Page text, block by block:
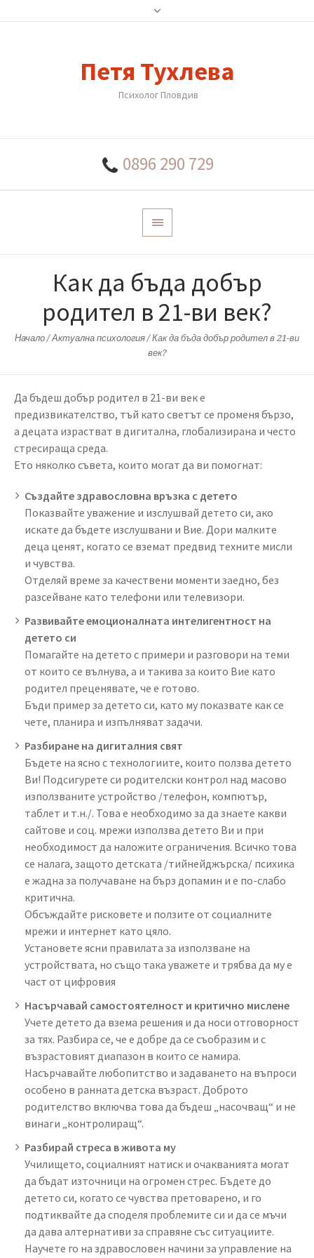
Петя Тухлева
Психолог Пловдив
0896 290 729
Как да бъда добър
родител в 21-ви век?
Начало /Актуална психология /Как да бъда добър родител в 21-ви
век?
Да бъдеш добър родител в 21-ви век е
предизвикателство, тъй като светът се променя бързо,
а децата израстват в дигитална, глобализирана и често
стресираща среда.
Ето няколко съвета, които могат да ви помогнат:
Създайте здравословна връзка с детето
Показвайте уважение и изслушвай детето си, ако
искате да бъдете изслушвани и Вие. Дори малките
деца ценят, когато се вземат предвид техните мисли
и чувства.
Отделяй време за качествени моменти заедно, без
разсейване като телефони или телевизори.
Развивайте емоционалната интелигентност на
детето си
Помагайте на детето с примери и разговори на теми
от които се вълнува, а и такива за които Вие като
родител преценявате, че е готово.
Бъди пример за детето си, като му показвате как се
чете, планира и изпълняват задачи.
Разбиране на дигиталния свят
Бъдете на ясно с технологиите, които ползва детето
Ви! Подсигурете си родителски контрол над масово
използваните устройство /телефон, компютър,
таблет и т.н./. Това е необходимо за да знаете какви
сайтове и соц. мрежи използва детето Ви и при
необходимост да наложите ограничения. Всичко това
се налага, защото детската /тийнейджърска/ психика
е жадна за получаване на бърз допамин и е по-слабо
критична.
Обсъждайте рисковете и ползите от социалните
мрежи и интернет като цяло.
Установете ясни правилата за използване на
устройствата, но също така уважете и трябва да му е
част от цифровия
Насърчавай самостоятелност и критично мислене
Учете детето да взема решения и да носи отговорност
за тях. Разбира се, че е добре да се съобразим и с
възрастовият диапазон в които се намира.
Насърчавайте любопитство и задаването на въпроси
особено в ранната детска възраст. Доброто
родителство включва това да бъдеш „насочващ“ и не
винаги „контролиращ“.
Разбирай стреса в живота му
Училището, социалният натиск и очакванията могат
да бъдат източници на огромен стрес. Бъдете до
детето си, когато се чувства претоварено, и го
подтиквайте да споделя проблемите си и да се мъчи
да дава алтернативи за справяне със ситуациите.
Научете го на здравословен начини за управление на